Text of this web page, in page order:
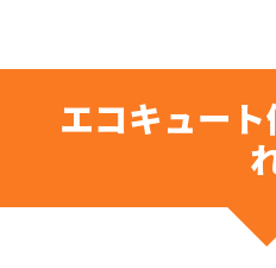
エコキュー